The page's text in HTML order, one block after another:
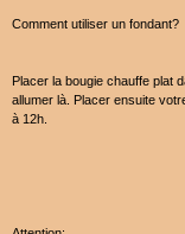
Comment utiliser un fondant?
Placer la bougie chauffe plat
allumer là. Placer ensuite
à 12h.